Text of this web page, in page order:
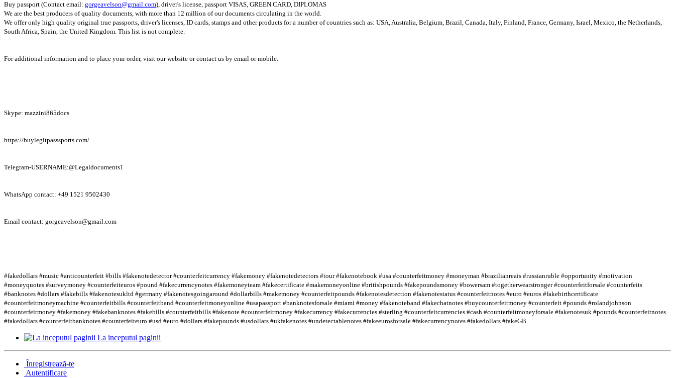
Buy passport (Contact email: gorgeavelson@gmail.com), driver's license, passport VISAS, GREEN CARD, DIPLOMAS
We are the best producers of quality documents, with more than 12 million of our documents circulating in the world.
We offer only high quality original true passports, driver's licenses, ID cards, stamps and other products for a number of countries such as: USA, Australia, Belgium, Brazil, Canada, Italy, Finland, France, Germany, Israel, Mexico, the Netherlands,
South Africa, Spain, the United Kingdom. This list is not complete.
For additional information and to place your order, visit our website or contact us by email or mobile.
Skype: mazzini865docs
https://buylegitpasssports.com/
Telegram-USERNAME:@Legaldocuments1
WhatsApp contact: +49 1521 9502430
Email contact: gorgeavelson@gmail.com
#fakedollars #music #anticounterfeit #bills #fakenotedetector #counterfeitcurrency #fakemoney #fakenotedetectors #tour #fakenotebook #usa #counterfeitmoney #moneyman #brazilianreais #russianruble #opportunity #motivation
#moneyquotes #surveymoney #counterfeiteuros #pound #fakecurrencynotes #fakemoneyteam #fakecertificate #makemoneyonline #britishpounds #fakepoundsmoney #bowersam #togetherwearstronger #counterfeitforsale #counterfeits
#banknotes #dollars #fakebills #fakenotesukltd #germany #fakenotesgoingaround #dollarbills #makemoney #counterfeitpounds #fakenotesdetection #fakenotestatus #counterfeitnotes #euro #euros #fakebirthcertificate
#counterfeitmoneymachine #counterfeitbills #counterfeitband #counterfeitmoneyonline #usapassport #banknotesforsale #miami #money #fakenoteband #fakechatnotes #buycounterfeitmoney #counterfeit #pounds #rolandjohnson
#counterfeitmoney #fakemoney #fakebanknotes #fakebills #counterfeitbills #fakenote #counterfeitmoney #fakecurrency #fakecurrencies #sterling #counterfeitcurrencies #cash #counterfeitmoneyforsale #fakenotesuk #pounds #counterfeitnotes
#fakedollars #counterfeitbanknotes #counterfeiteuro #usd #euro #dollars #fakepounds #usdollars #ukfakenotes #undetectablenotes #fakeeurosforsale #fakecurrencynotes #fakedollars #fakeGB
La inceputul paginii
Înregistrează-te
Autentificare